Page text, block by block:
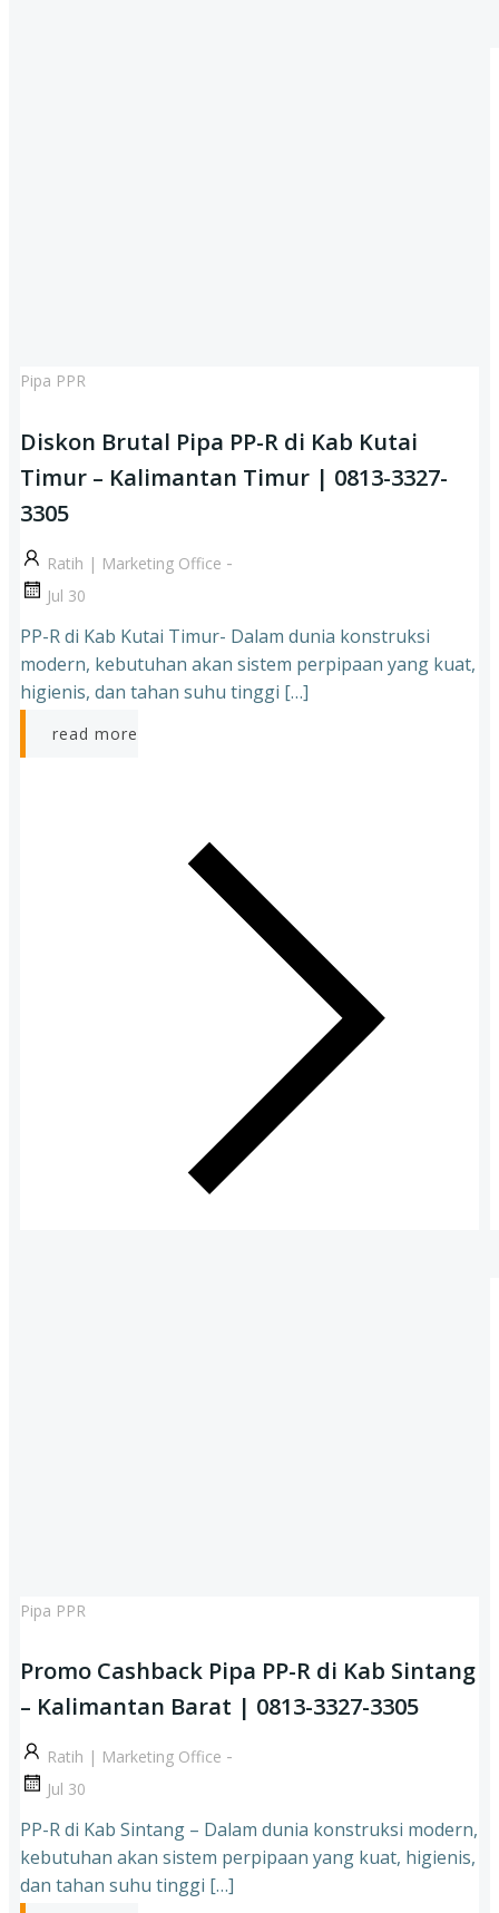
Pipa PPR
Diskon Brutal Pipa PP-R di Kab Kutai
Timur – Kalimantan Timur | 0813-3327-
3305
Ratih | Marketing Office -
Jul 30
PP-R di Kab Kutai Timur- Dalam dunia konstruksi
modern, kebutuhan akan sistem perpipaan yang kuat,
higienis, dan tahan suhu tinggi […]
read more
Pipa PPR
Promo Cashback Pipa PP-R di Kab Sintang
– Kalimantan Barat | 0813-3327-3305
Ratih | Marketing Office -
Jul 30
PP-R di Kab Sintang – Dalam dunia konstruksi modern,
kebutuhan akan sistem perpipaan yang kuat, higienis,
dan tahan suhu tinggi […]